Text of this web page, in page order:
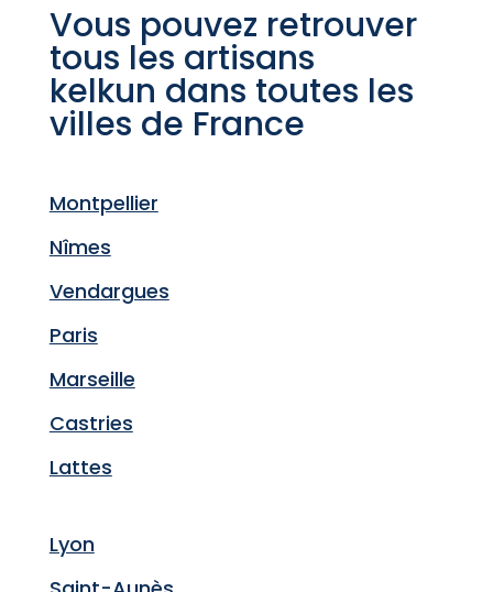
Vous pouvez retrouver
tous les artisans
kelkun dans toutes les
villes de France
Montpellier
Nîmes
Vendargues
Paris
Marseille
Castries
Lattes
Lyon